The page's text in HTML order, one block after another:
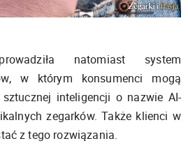
natomiast system
w którym konsumenci mogą
inteligencji o nazwie AI-
zegarków. Także klienci w
z tego rozwiązania.